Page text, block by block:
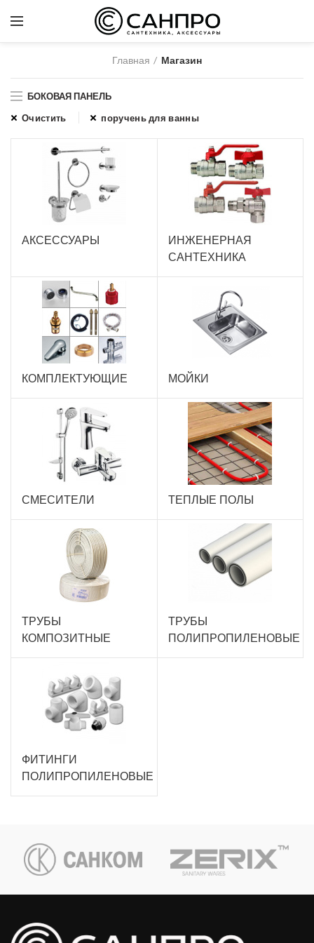
Главная Магазин
БОКОВАЯ ПАНЕЛЬ
Очистить
поручень для ванны
АКСЕССУАРЫ
ИНЖЕНЕРНАЯ
САНТЕХНИКА
КОМПЛЕКТУЮЩИЕ МОЙКИ
СМЕСИТЕЛИ ТЕПЛЫЕ ПОЛЫ
ТРУБЫ
КОМПОЗИТНЫЕ
ТРУБЫ
ПОЛИПРОПИЛЕНОВЫЕ
ФИТИНГИ
ПОЛИПРОПИЛЕНОВЫЕ